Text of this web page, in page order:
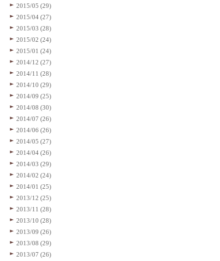
2015/05 (29)
2015/04 (27)
2015/03 (28)
2015/02 (24)
2015/01 (24)
2014/12 (27)
2014/11 (28)
2014/10 (29)
2014/09 (25)
2014/08 (30)
2014/07 (26)
2014/06 (26)
2014/05 (27)
2014/04 (26)
2014/03 (29)
2014/02 (24)
2014/01 (25)
2013/12 (25)
2013/11 (28)
2013/10 (28)
2013/09 (26)
2013/08 (29)
2013/07 (26)